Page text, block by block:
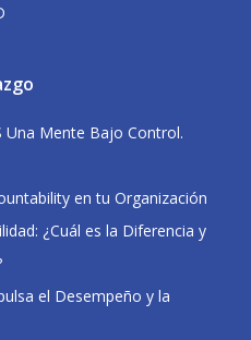
Una Mente Bajo Control.
en tu Organización
¿Cuál es la Diferencia y
el Desempeño y la